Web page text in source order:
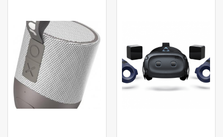
Глубина упаковки
Высота упаковки 330 мм